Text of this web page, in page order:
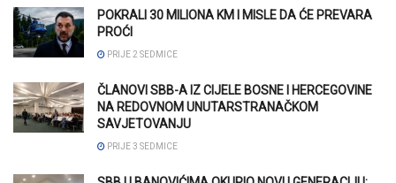
POKRALI 30 MILIONA KM I MISLE DA ĆE PREVARA
PROĆI
PRIJE 2 SEDMICE
ČLANOVI SBB-A IZ CIJELE BOSNE I HERCEGOVINE
NA REDOVNOM UNUTARSTRANAČKOM
SAVJETOVANJU
PRIJE 3 SEDMICE